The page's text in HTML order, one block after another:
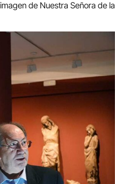
de Nuestra Señora de la